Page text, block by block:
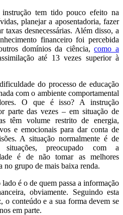
instrução tem tido pouco efeito na
planejar a aposentadoria, fazer
taxas desnecessárias. Além disso, a
financeiro foi percebida
domínios da ciência,como a
até 13 vezes superior à
do processo de educação
com o ambiente comportamental
O que é isso? A instrução
parte das vezes – em situação de
têm volume restrito de energia,
e emocionais para dar conta de
A situação normalmente é de
situações, preocupado com a
é de não tomar as melhores
no grupo de mais baixa renda.
é o de quem passa a informação
obviamente. Seguindo esta
o conteúdo e a sua forma devem se
em parte.